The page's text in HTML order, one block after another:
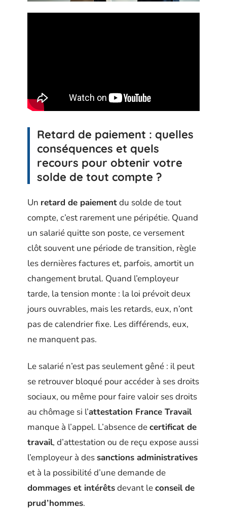
Retard de paiement : quelles
conséquences et quels
recours pour obtenir votre
solde de tout compte ?
Un retard de paiementdu solde de tout
compte, c’est rarement une péripétie. Quand
un salarié quitte son poste, ce versement
clôt souvent une période de transition, règle
les dernières factures et, parfois, amortit un
changement brutal. Quand l’employeur
tarde, la tension monte : la loi prévoit deux
jours ouvrables, mais les retards, eux, n’ont
pas de calendrier fixe. Les différends, eux,
ne manquent pas.
Le salarié n’est pas seulement gêné : il peut
se retrouver bloqué pour accéder à ses droits
sociaux, ou même pour faire valoir ses droits
au chômage si l’attestation France Travail
manque à l’appel. L’absence decertificat de
travail, d’attestation ou de reçu expose aussi
l’employeur à dessanctions administratives
et à la possibilité d’une demande de
dommages et intérêtsdevant leconseil de
prud’hommes.